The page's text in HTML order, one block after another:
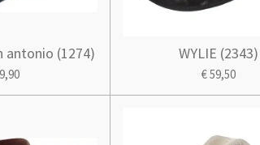
antonio (1274) WYLIE (2343)
€ 59,50